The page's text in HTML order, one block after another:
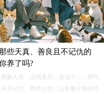
些天真、善良且不记仇的
养了吗?
善解人意，温顺柔和，忠诚不二，脾气
从不记仇。饲养注意：山东狮子猫的毛